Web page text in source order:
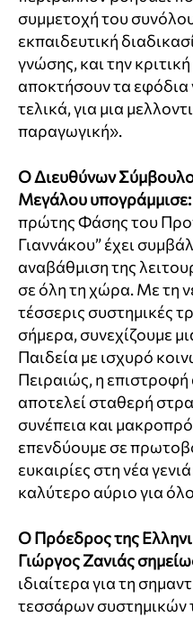
συμμετοχή του
εκπαιδευτική
γνώσης, και την
αποκτήσουν τα εφόδια
τελικά, για μια
παραγωγική».
Ο Διευθύνων
Μεγάλου υπογράμμισε:
πρώτης Φάσης του
Γιαννάκου” έχει
αναβάθμιση της
σε όλη τη χώρα. Με τη
τέσσερις συστημικές
σήμερα, συνεχίζουμε
Παιδεία με ισχυρό
Πειραιώς, η επιστροφή
αποτελεί σταθερή
συνέπεια και
επενδύουμε σε
ευκαιρίες στη νέα
καλύτερο αύριο για
Ο Πρόεδρος της
Γιώργος Ζανιάς
ιδιαίτερα για τη
τεσσάρων συστημικών